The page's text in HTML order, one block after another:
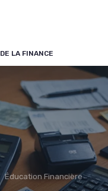
LA FINANCE
Éducation Financière